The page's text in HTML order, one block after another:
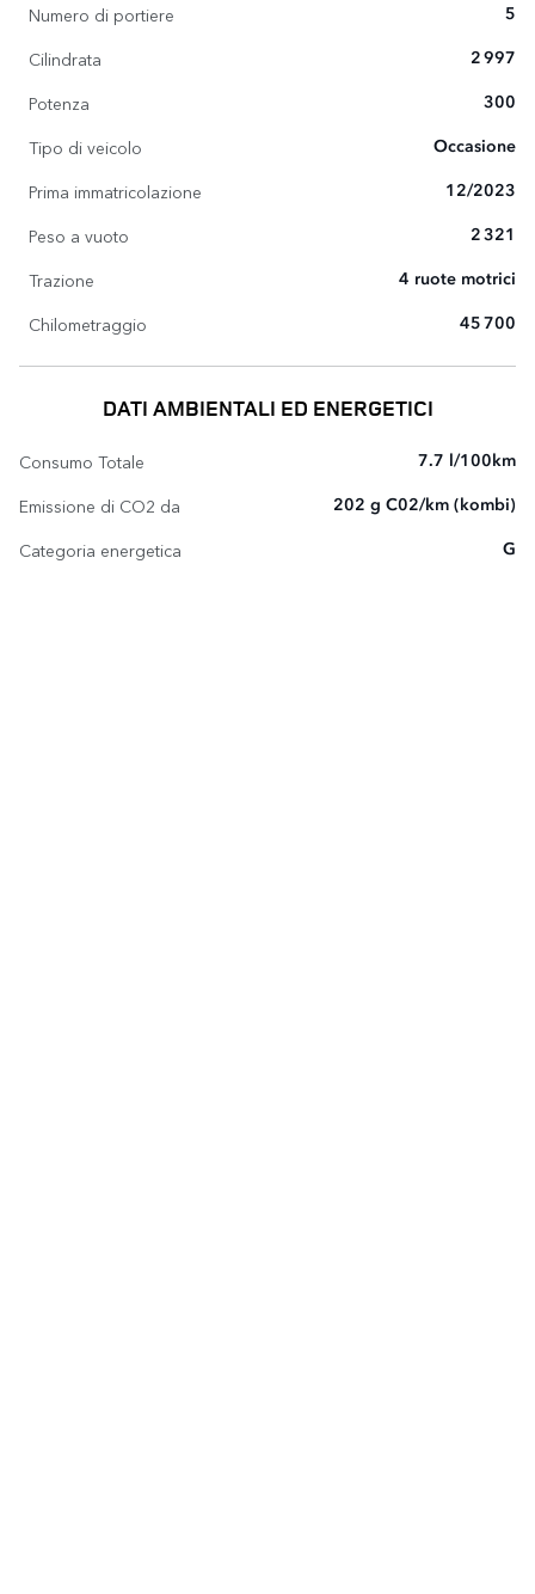
Numero di portiere 5
Cilindrata 2 997
Potenza 300
Tipo di veicolo Occasione
Prima immatricolazione 12/2023
Peso a vuoto 2 321
Trazione 4 ruote motrici
Chilometraggio 45 700
DATI AMBIENTALI ED ENERGETICI
Consumo Totale 7.7 l/100km
Emissione di CO2 da 202 g C02/km (kombi)
Categoria energetica G